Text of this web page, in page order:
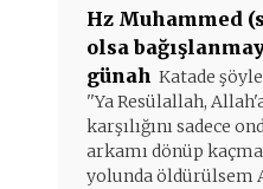
Hz Muhammed
olsa
günah Katade
''Ya Resülallah,
karşılığını sadece
arkamı dönüp
yolunda öldürülsem